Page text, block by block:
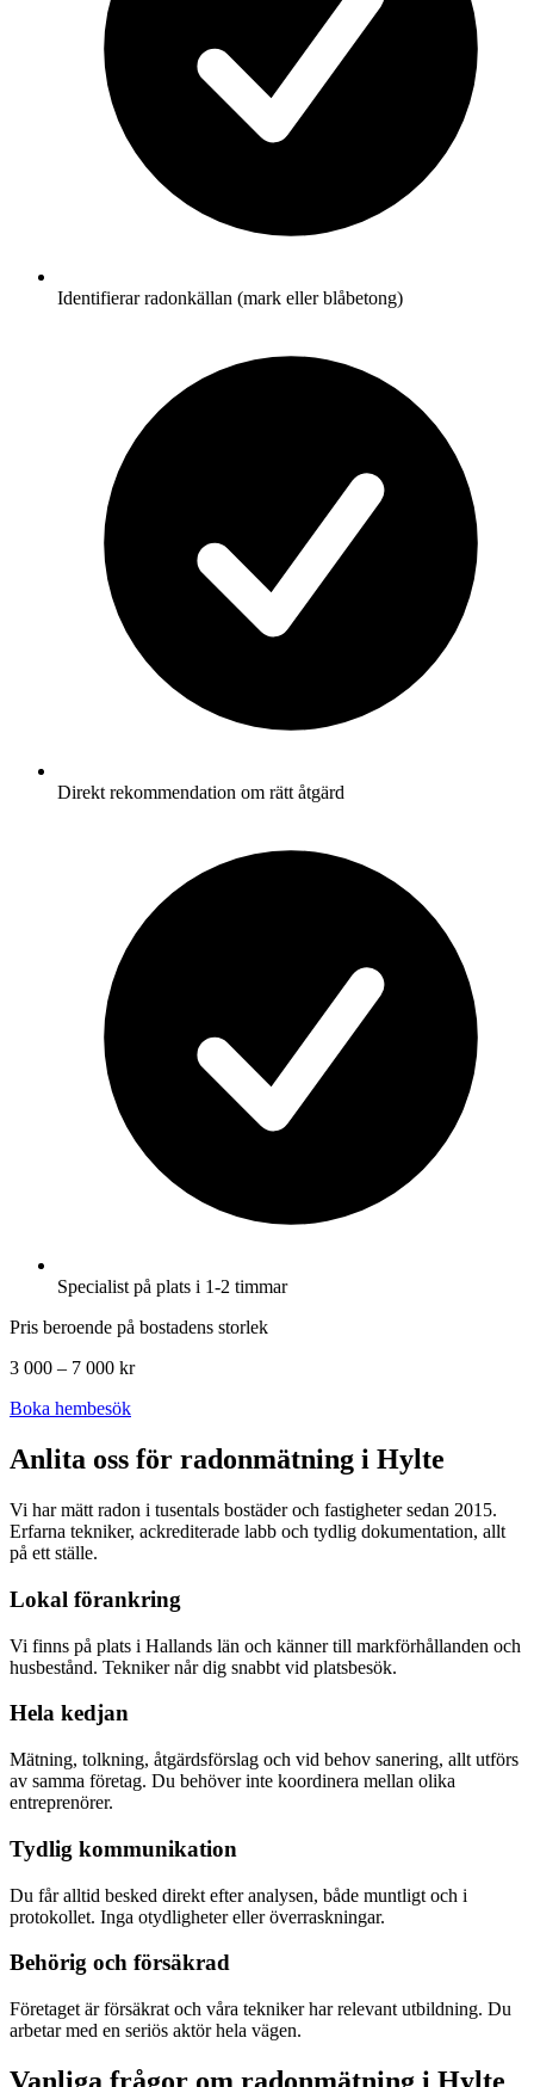
Identifierar radonkällan (mark eller blåbetong)
Direkt rekommendation om rätt åtgärd
Specialist på plats i 1-2 timmar
Pris beroende på bostadens storlek
3 000 – 7 000 kr
Boka hembesök
Anlita oss för radonmätning i Hylte
Vi har mätt radon i tusentals bostäder och fastigheter sedan 2015.
Erfarna tekniker, ackrediterade labb och tydlig dokumentation, allt
på ett ställe.
Lokal förankring
Vi finns på plats i Hallands län och känner till markförhållanden och
husbestånd. Tekniker når dig snabbt vid platsbesök.
Hela kedjan
Mätning, tolkning, åtgärdsförslag och vid behov sanering, allt utförs
av samma företag. Du behöver inte koordinera mellan olika
entreprenörer.
Tydlig kommunikation
Du får alltid besked direkt efter analysen, både muntligt och i
protokollet. Inga otydligheter eller överraskningar.
Behörig och försäkrad
Företaget är försäkrat och våra tekniker har relevant utbildning. Du
arbetar med en seriös aktör hela vägen.